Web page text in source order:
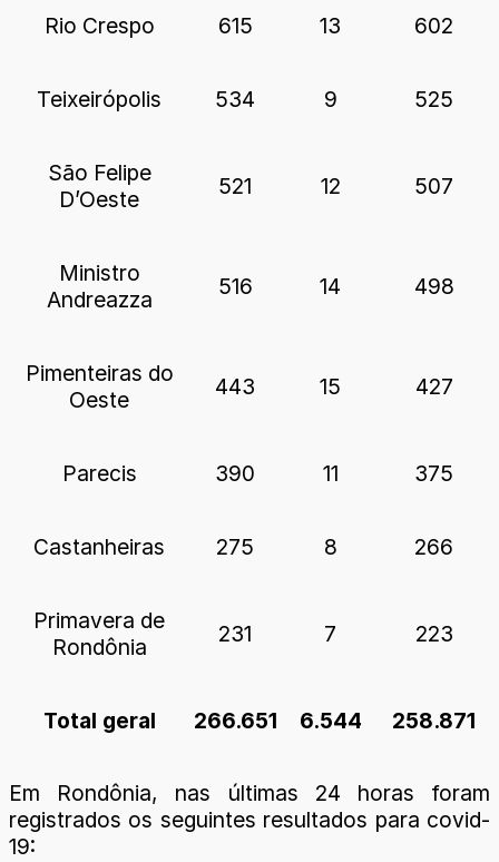
Rio Crespo 615 13 602
Teixeirópolis 534 9 525
São Felipe
D’Oeste
521 12 507
Ministro
Andreazza
516 14 498
Pimenteiras do
Oeste
443 15 427
Parecis 390 11 375
Castanheiras 275 8 266
Primavera de
Rondônia
231 7 223
Total geral 266.651 6.544 258.871
Em Rondônia, nas últimas 24 horas foram
registrados os seguintes resultados para covid-
19: